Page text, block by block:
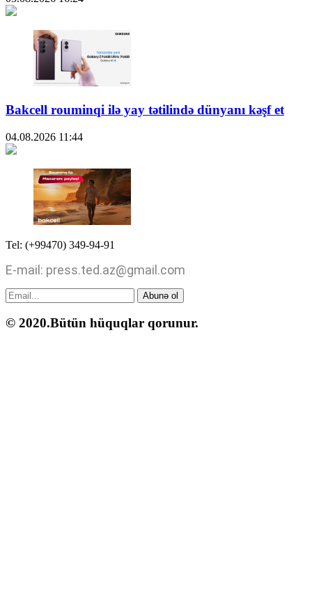
Bakcell rouminqi ilə yay tətilində dünyanı kəşf et
04.08.2026 11:44
Tel: (+99470) 349-94-91
E-mail: press.ted.az@gmail.com
Abunə ol
© 2020.Bütün hüquqlar qorunur.